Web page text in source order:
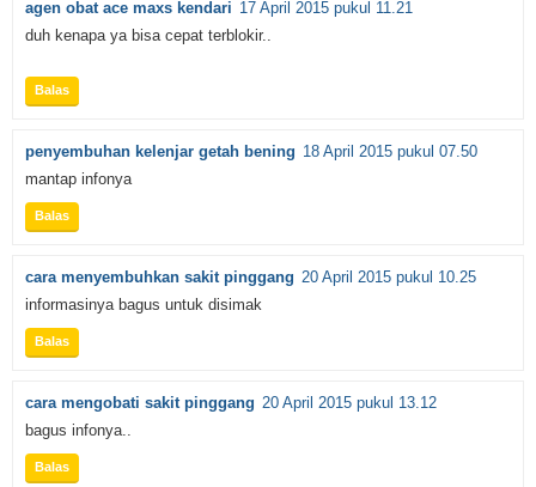
agen obat ace maxs kendari 17 April 2015 pukul 11.21
duh kenapa ya bisa cepat terblokir..
Balas
penyembuhan kelenjar getah bening 18 April 2015 pukul 07.50
mantap infonya
Balas
cara menyembuhkan sakit pinggang 20 April 2015 pukul 10.25
informasinya bagus untuk disimak
Balas
cara mengobati sakit pinggang 20 April 2015 pukul 13.12
bagus infonya..
Balas